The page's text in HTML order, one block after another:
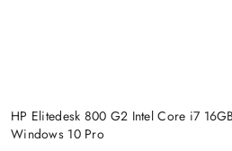
HP Elitedesk 800 G2 Intel Core i7
Windows 10 Pro